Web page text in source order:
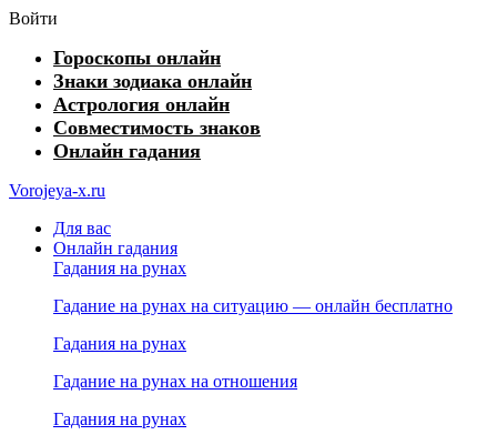
Войти
Гороскопы онлайн
Знаки зодиака онлайн
Астрология онлайн
Совместимость знаков
Онлайн гадания
Vorojeya-x.ru
Для вас
Онлайн гадания
Гадания на рунах
Гадание на рунах на ситуацию — онлайн бесплатно
Гадания на рунах
Гадание на рунах на отношения
Гадания на рунах